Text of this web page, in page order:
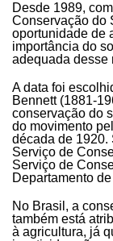
Desde 1989,
Conservação do
oportunidade de
importância do
adequada desse
A data foi
Bennett (1881-
conservação do
do movimento
década de 1920.
Serviço de
Serviço de
Departamento
No Brasil, a
também está
à agricultura, já